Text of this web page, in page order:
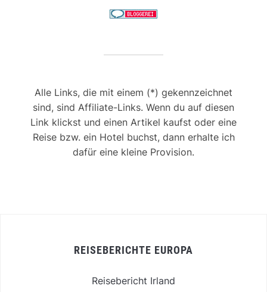
Alle Links, die mit einem (*) gekennzeichnet
sind, sind Affiliate-Links. Wenn du auf diesen
Link klickst und einen Artikel kaufst oder eine
Reise bzw. ein Hotel buchst, dann erhalte ich
dafür eine kleine Provision.
REISEBERICHTE EUROPA
Reisebericht Irland